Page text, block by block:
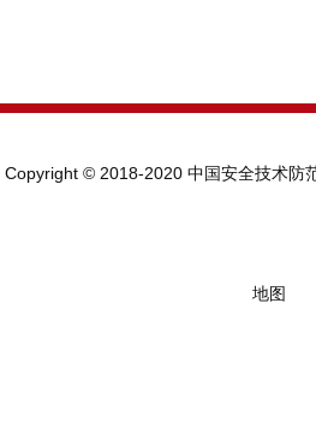
Copyright © 2018-2020 中国安全技术防
地图